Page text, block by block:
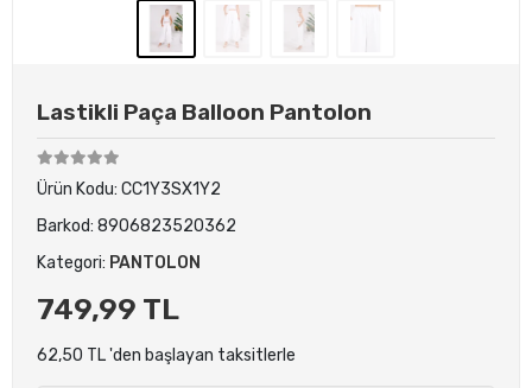
Lastikli Paça Balloon Pantolon
Ürün Kodu: CC1Y3SX1Y2
Barkod: 8906823520362
Kategori: PANTOLON
749,99 TL
62,50 TL 'den başlayan taksitlerle